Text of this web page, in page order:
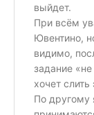
выйдет.
При всём
Ювентино,
видимо,
задание
хочет
По другому